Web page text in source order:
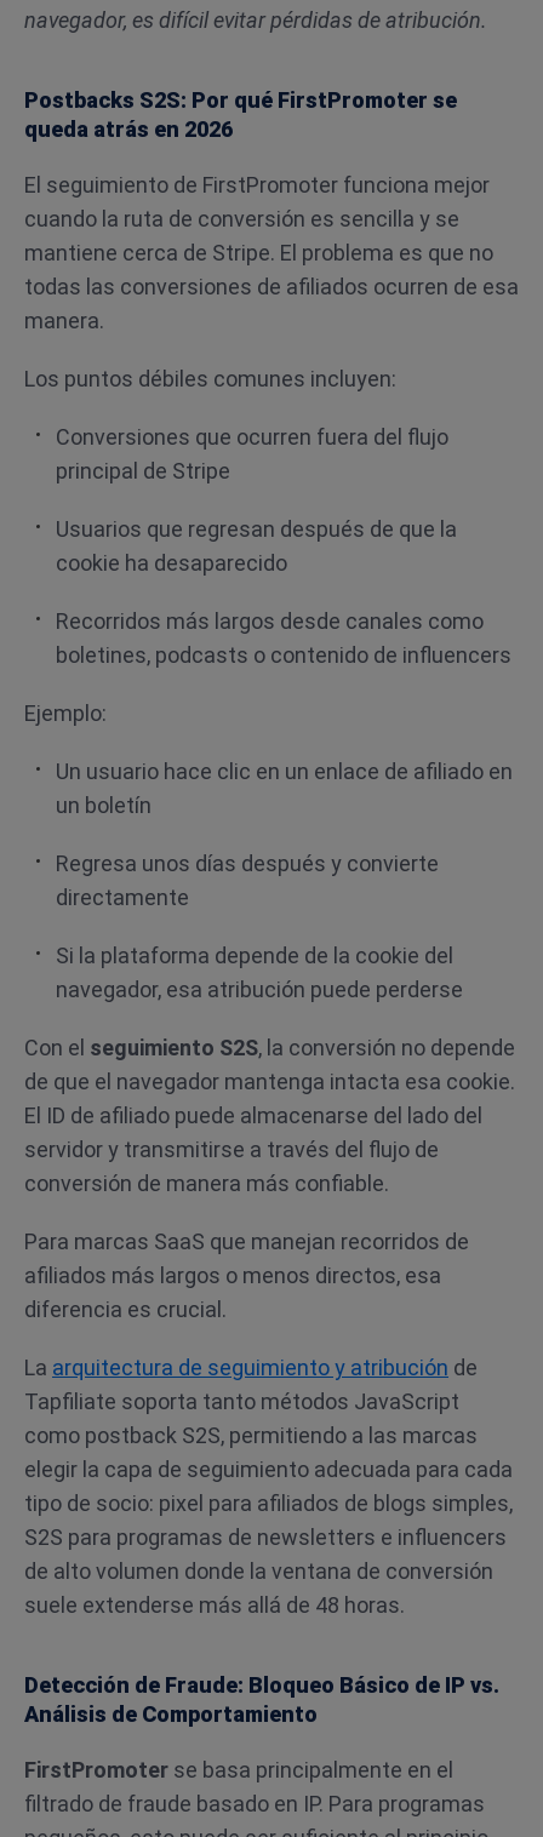
navegador, es difícil evitar pérdidas de atribución.
Postbacks S2S: Por qué FirstPromoter se
queda atrás en 2026
El seguimiento de FirstPromoter funciona mejor
cuando la ruta de conversión es sencilla y se
mantiene cerca de Stripe. El problema es que no
todas las conversiones de afiliados ocurren de esa
manera.
Los puntos débiles comunes incluyen:
Conversiones que ocurren fuera del flujo
principal de Stripe
Usuarios que regresan después de que la
cookie ha desaparecido
Recorridos más largos desde canales como
boletines, podcasts o contenido de influencers
Ejemplo:
Un usuario hace clic en un enlace de afiliado en
un boletín
Regresa unos días después y convierte
directamente
Si la plataforma depende de la cookie del
navegador, esa atribución puede perderse
Con el seguimiento S2S, la conversión no depende
de que el navegador mantenga intacta esa cookie.
El ID de afiliado puede almacenarse del lado del
servidor y transmitirse a través del flujo de
conversión de manera más confiable.
Para marcas SaaS que manejan recorridos de
afiliados más largos o menos directos, esa
diferencia es crucial.
La arquitectura de seguimiento y atribución de
Tapfiliate soporta tanto métodos JavaScript
como postback S2S, permitiendo a las marcas
elegir la capa de seguimiento adecuada para cada
tipo de socio: pixel para afiliados de blogs simples,
S2S para programas de newsletters e influencers
de alto volumen donde la ventana de conversión
suele extenderse más allá de 48 horas.
Detección de Fraude: Bloqueo Básico de IP vs.
Análisis de Comportamiento
FirstPromoter se basa principalmente en el
filtrado de fraude basado en IP. Para programas